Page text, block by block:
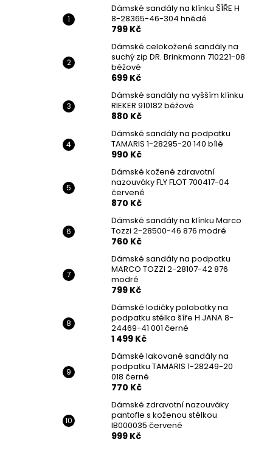
Dámské sandály na klínku ŠÍŘE H
8-28365-46-304 hnědé
799 Kč
Dámské celokožené sandály na
suchý zip DR. Brinkmann 710221-08
béžové
699 Kč
Dámské sandály na vyšším klínku
RIEKER 910182 béžové
880 Kč
Dámské sandály na podpatku
TAMARIS 1-28295-20 140 bílé
990 Kč
Dámské kožené zdravotní
nazouváky FLY FLOT 700417-04
červené
870 Kč
Dámské sandály na klínku Marco
Tozzi 2-28500-46 876 modré
760 Kč
Dámské sandály na podpatku
MARCO TOZZI 2-28107-42 876
modré
799 Kč
Dámské lodičky polobotky na
podpatku stélka šíře H JANA 8-
24469-41 001 černé
1 499 Kč
Dámské lakované sandály na
podpatku TAMARIS 1-28249-20
018 černé
770 Kč
Dámské zdravotní nazouváky
pantofle s koženou stélkou
IB000035 červené
999 Kč